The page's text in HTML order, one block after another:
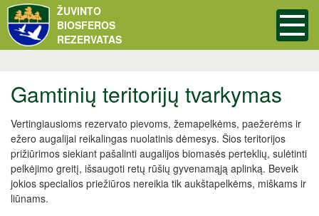
ŽUVINTO
BIOSFEROS
REZERVATAS
Gamtinių teritorijų tvarkymas
Vertingiausioms rezervato pievoms, žemapelkėms, paežerėms ir
ežero augalijai reikalingas nuolatinis dėmesys. Šios teritorijos
prižiūrimos siekiant pašalinti augalijos biomasės perteklių, sulėtinti
pelkėjimo greitį, išsaugoti retų rūšių gyvenamąją aplinką. Beveik
jokios specialios priežiūros nereikia tik aukštapelkėms, miškams ir
liūnams.